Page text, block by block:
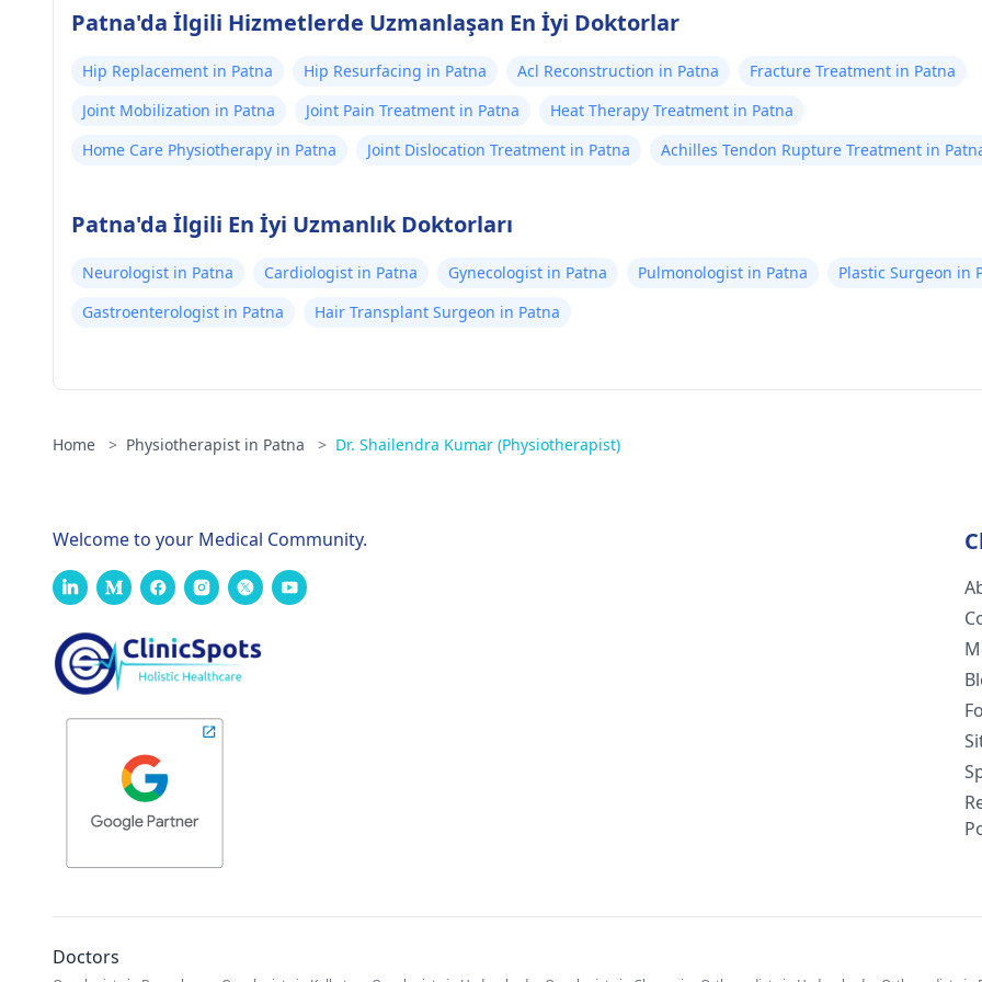
Patna'da İlgili Hizmetlerde Uzmanlaşan En İyi Doktorlar
Hip Replacement in Patna Hip Resurfacing in Patna Acl Reconstruction in Patna
Fracture Treatment in Patna
Joint Mobilization in Patna
Joint Pain Treatment in Patna
Heat Therapy Treatment in Patna
Home Care Physiotherapy in Patna
Joint Dislocation Treatment in Patna Achilles Tendon Rupture Treatment in
Patna'da İlgili En İyi Uzmanlık Doktorları
Neurologist in Patna Cardiologist in Patna Gynecologist in Patna Pulmonologist in Patna
Plastic Surgeon in
Gastroenterologist in Patna
Hair Transplant Surgeon in Patna
Home > Physiotherapist in Patna > Dr. Shailendra Kumar (Physiotherapist)
Welcome to your Medical Community.
Doctors